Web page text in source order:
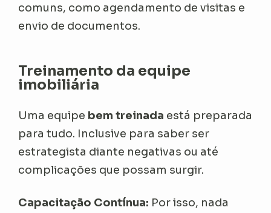
comuns, como agendamento de visitas e
envio de documentos.
Treinamento da equipe
imobiliária
Uma equipe bem treinada está preparada
para tudo. Inclusive para saber ser
estrategista diante negativas ou até
complicações que possam surgir.
Capacitação Contínua: Por isso, nada